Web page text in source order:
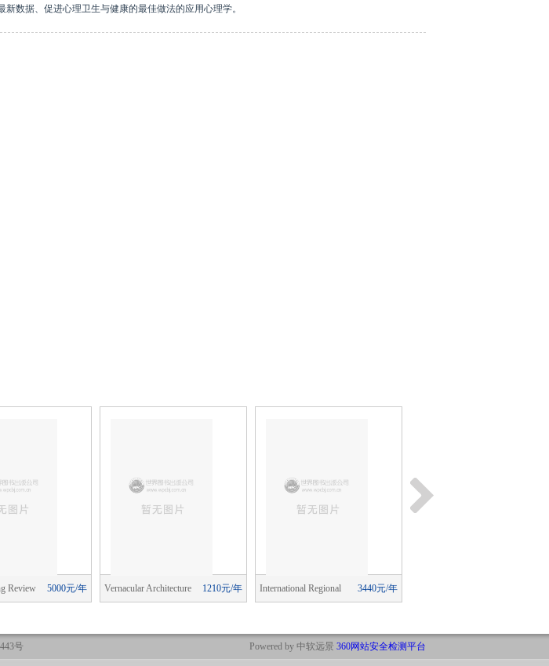
数据、促进心理卫生与健康的最佳做法的应用心理学。
5000元/年
Review 1210元/年
Vernacular Architecture 3440元/年
International Regional
号 Powered by 中软远景 360网站安全检测平台